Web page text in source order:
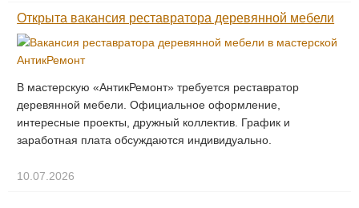
Открыта вакансия реставратора деревянной мебели
В мастерскую «АнтикРемонт» требуется реставратор
деревянной мебели. Официальное оформление,
интересные проекты, дружный коллектив. График и
заработная плата обсуждаются индивидуально.
10.07.2026